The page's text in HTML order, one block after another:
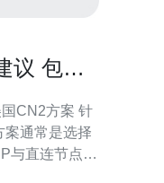
议 包括
CN2方案 针
案通常是选择
与直连节点